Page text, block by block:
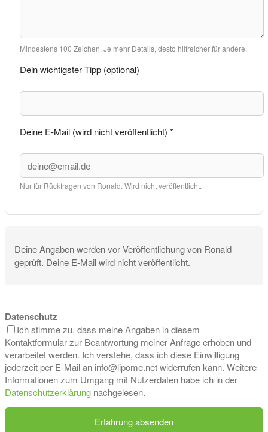
Mindestens 100 Zeichen. Je mehr Details, desto hilfreicher für andere.
Dein wichtigster Tipp (optional)
Deine E-Mail (wird nicht veröffentlicht) *
Nur für Rückfragen von Ronald. Wird nicht veröffentlicht.
Deine Angaben werden vor Veröffentlichung von Ronald
geprüft. Deine E-Mail wird nicht veröffentlicht.
Datenschutz
Ich stimme zu, dass meine Angaben in diesem
Kontaktformular zur Beantwortung meiner Anfrage erhoben und
verarbeitet werden. Ich verstehe, dass ich diese Einwilligung
jederzeit per E-Mail an info@lipome.net widerrufen kann. Weitere
Informationen zum Umgang mit Nutzerdaten habe ich in der
Datenschutzerklärung nachgelesen.